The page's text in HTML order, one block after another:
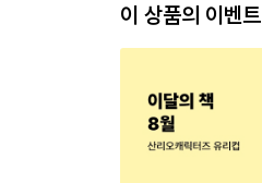
이 상품의 이벤트